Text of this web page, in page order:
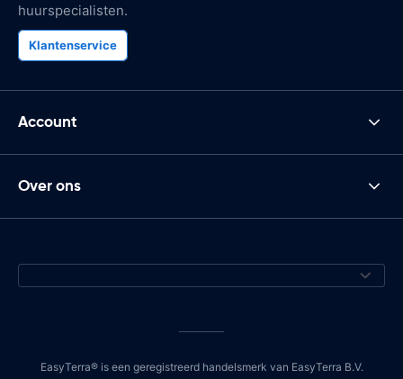
huurspecialisten.
Klantenservice
Account
Over ons
EasyTerra® is een geregistreerd handelsmerk van EasyTerra B.V.